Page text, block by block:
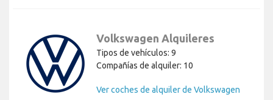
Volkswagen Alquileres
Tipos de vehículos: 9
Compañías de alquiler: 10
Ver coches de alquiler de Volkswagen